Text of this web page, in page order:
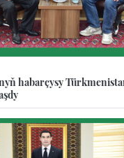
habarçysy